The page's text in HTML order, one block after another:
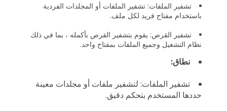
تشفير الملفات: تشفير الملفات أو المجلدات الفردية
باستخدام مفتاح فريد لكل ملف.
تشفير القرص: يقوم بتشفير القرص بأكمله ، بما في ذلك
نظام التشغيل وجميع الملفات بمفتاح واحد.
نطاق:
تشفير الملفات: لتشفير ملفات أو مجلدات معينة
حددها المستخدم بتحكم دقيق.